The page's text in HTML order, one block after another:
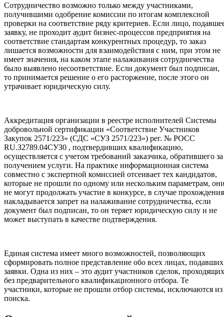
Сотрудничество возможно только между участниками,
получившими одобрение комиссии по итогам комплексной
проверки на соответствие ряду критериев. Если лицо,
заявку, не проходит аудит бизнес-процессов предприятия на
соответствие стандартам конкурентных процедур, то заказ
лишается возможности для взаимодействия с ним, при этом не
имеет значения, на каком этапе налаживания сотрудничества
было выявлено несоответствие. Если документ был подписан,
то принимается решение о его расторжение, после этого он
утрачивает юридическую силу.
Аккредитация организации в реестре исполнителей Системы
добровольной сертификации «Соответствие Участников
Закупок 2571/223» (СДС «СУЗ 2571/223») рег. № РОСС
RU.З2789.04СУЗ0 , подтвердивших квалификацию,
осуществляется с учетом требований заказчика, обратившего за
получением услуги. На практике информационная система
совместно с экспертной комиссией отсеивает тех кандидатов,
которые не прошли по одному или нескольким параметрам,
не могут продолжать участие в конкурсе, в случае прохождения
накладывается запрет на налаживание сотрудничества, если
документ был подписан, то он теряет юридическую силу и не
может выступать в качестве подтверждения.
Единая система имеет много возможностей, позволяющих
сформировать полное представление обо всех лицах, подавших
заявки. Одна из них – это аудит участников сделок, проходящих
без предварительного квалификационного отбора. Те
участники, которые не прошли отбор системы, исключаются из
поиска.